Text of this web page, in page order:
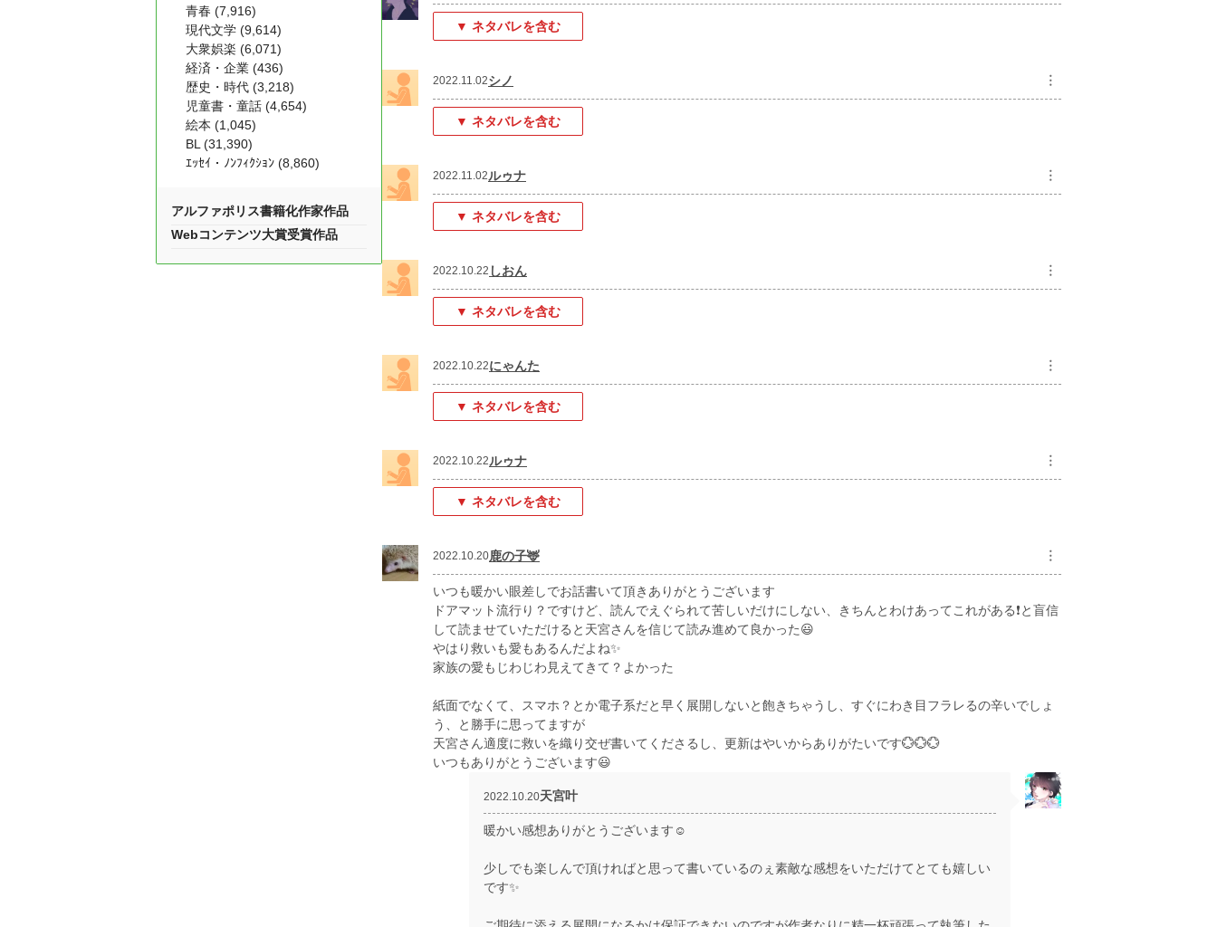
▼ ネタバレを含む
2022.11.02シノ ︙
▼ ネタバレを含む
2022.11.02ルゥナ ︙
▼ ネタバレを含む
2022.10.22 しおん ︙
▼ ネタバレを含む
2022.10.22にゃんた ︙
▼ ネタバレを含む
2022.10.22ルゥナ ︙
▼ ネタバレを含む
2022.10.20鹿の子🦌 ︙
いつも暖かい眼差しでお話書いて頂きありがとうございます
ドアマット流行り？ですけど、読んでえぐられて苦しいだけにしない、きちんとわけあってこれがある❗と盲信
して読ませていただけると天宮さんを信じて読み進めて良かった😃
やはり救いも愛もあるんだよね✨
家族の愛もじわじわ見えてきて？よかった
紙面でなくて、スマホ？とか電子系だと早く展開しないと飽きちゃうし、すぐにわき目フラレるの辛いでしょ
う、と勝手に思ってますが
天宮さん適度に救いを織り交ぜ書いてくださるし、更新はやいからありがたいです💮💮💮
いつもありがとうございます😃
2022.10.20天宮叶
暖かい感想ありがとうございます☺
少しでも楽しんで頂ければと思って書いているのぇ素敵な感想をいただけてとても嬉しい
です✨
青春 (7,916)
現代文学 (9,614)
大衆娯楽 (6,071)
経済・企業 (436)
歴史・時代 (3,218)
児童書・童話 (4,654)
絵本 (1,045)
BL (31,390)
ｴｯｾｲ・ﾉﾝﾌｨｸｼｮﾝ (8,860)
アルファポリス書籍化作家作品
Webコンテンツ大賞受賞作品